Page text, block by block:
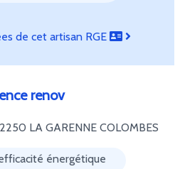
de cet artisan RGE
renov
LA GARENNE COLOMBES
énergétique